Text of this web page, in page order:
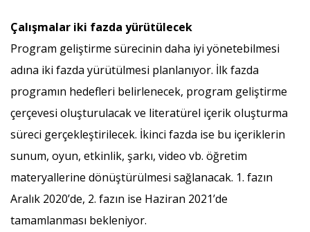
Çalışmalar iki fazda yürütülecek
Program geliştirme sürecinin daha iyi yönetebilmesi
adına iki fazda yürütülmesi planlanıyor. İlk fazda
programın hedefleri belirlenecek, program geliştirme
çerçevesi oluşturulacak ve literatürel içerik oluşturma
süreci gerçekleştirilecek. İkinci fazda ise bu içeriklerin
sunum, oyun, etkinlik, şarkı, video vb. öğretim
materyallerine dönüştürülmesi sağlanacak. 1. fazın
Aralık 2020’de, 2. fazın ise Haziran 2021’de
tamamlanması bekleniyor.